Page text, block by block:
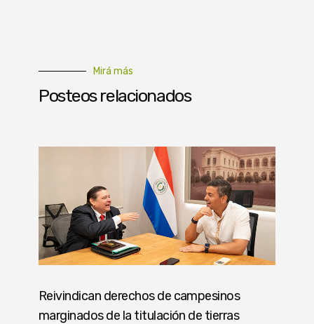
Mirá más
Posteos relacionados
Reivindican derechos de campesinos
marginados de la titulación de tierras